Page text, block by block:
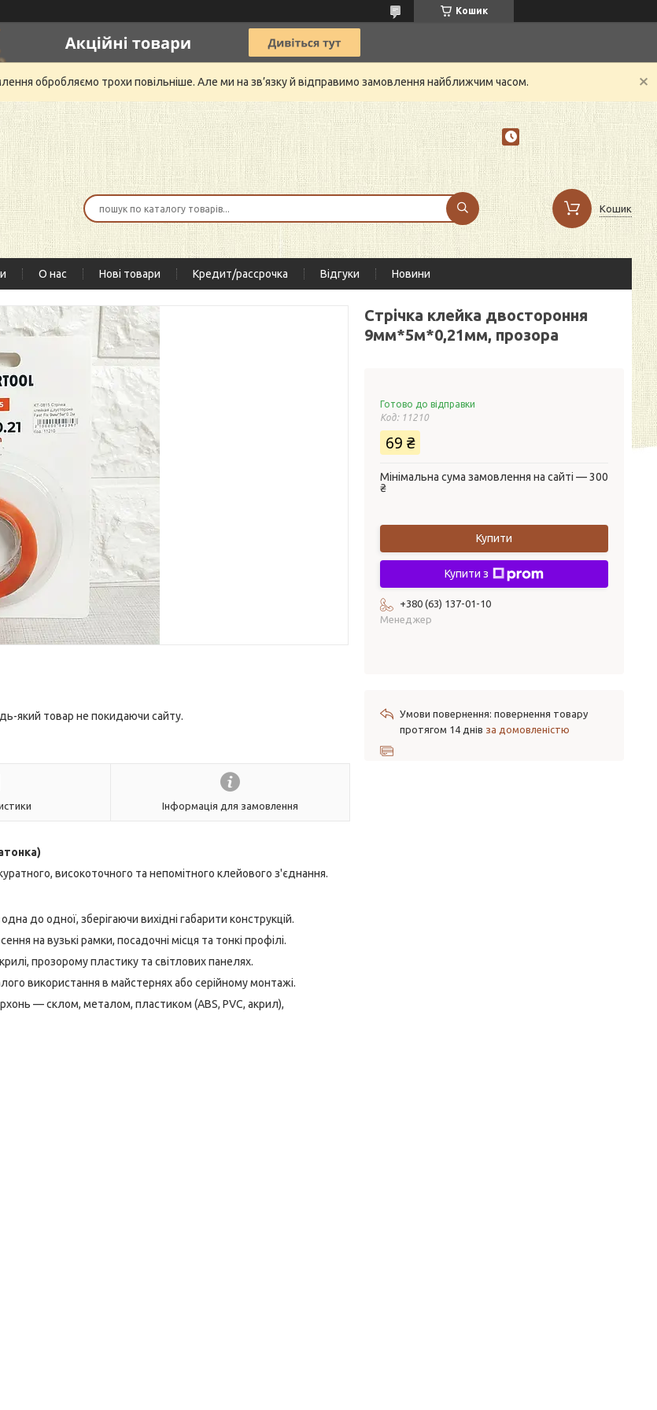
Кошик
обробляємо трохи повільніше. Але ми на зв’язку й відправимо замовлення найближчим часом.
Кошик
О нас Нові товари Кредит/рассрочка Відгуки Новини
який товар не покидаючи сайту.
Інформація для замовлення
високоточного та непомітного клейового з'єднання.
до одної, зберігаючи вихідні габарити конструкцій.
на вузькі рамки, посадочні місця та тонкі профілі.
прозорому пластику та світлових панелях.
використання в майстернях або серійному монтажі.
— склом, металом, пластиком (ABS, PVC, акрил),
Стрічка клейка двостороння
9мм*5м*0,21мм, прозора
Готово до відправки
Код: 11210
69 ₴
Мінімальна сума замовлення на сайті — 300
₴
Купити
Купити з
+380 (63) 137-01-10
Менеджер
повернення товару
протягом 14 днів за домовленістю